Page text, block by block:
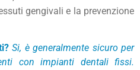
gengivali e la prevenzione
Si, è generalmente sicuro per
con impianti dentali fissi.